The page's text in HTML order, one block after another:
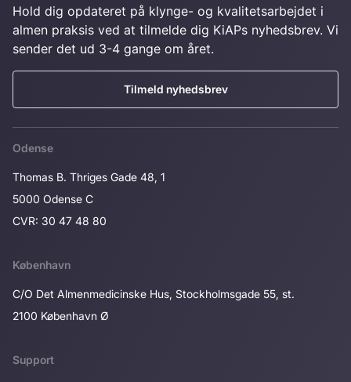
Hold dig opdateret på klynge- og kvalitetsarbejdet i
almen praksis ved at tilmelde dig KiAPs nyhedsbrev. Vi
sender det ud 3-4 gange om året.
Tilmeld nyhedsbrev
Odense
Thomas B. Thriges Gade 48, 1
5000 Odense C
CVR: 30 47 48 80
København
C/O Det Almenmedicinske Hus, Stockholmsgade 55, st.
2100 København Ø
Support